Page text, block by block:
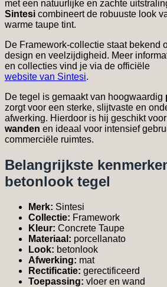
met een natuurlijke en zachte
Sintesi combineert de robuuste look
warme taupe tint.
De Framework-collectie staat bekend
design en veelzijdigheid. Meer
en collecties vind je via de officiële
website van Sintesi.
De tegel is gemaakt van hoogwaardig
zorgt voor een sterke, slijtvaste en
afwerking. Hierdoor is hij geschikt voor
wanden en ideaal voor intensief
commerciële ruimtes.
Belangrijkste
betonlook tegel
Merk: Sintesi
Collectie: Framework
Kleur: Concrete Taupe
Materiaal: porcellanato
Look: betonlook
Afwerking: mat
Rectificatie: gerectificeerd
Toepassing: vloer en wand